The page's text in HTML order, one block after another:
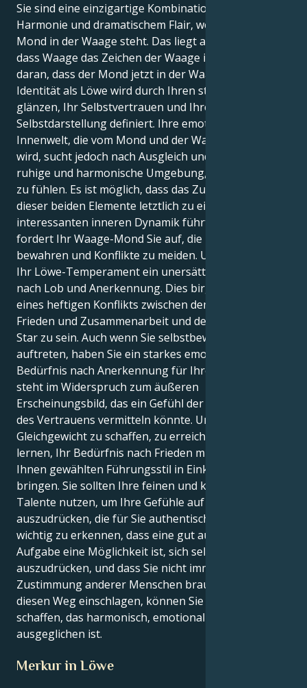
Sie sind eine einzigartige Kombination aus luftiger
Harmonie und dramatischem Flair, wenn der Löwe-
Mond in der Waage steht. Das liegt an der Tatsache,
dass Waage das Zeichen der Waage ist. Das liegt
daran, dass der Mond jetzt in der Waage steht. Ihre
Identität als Löwe wird durch Ihren starken Drang zu
glänzen, Ihr Selbstvertrauen und Ihren Sinn für
Selbstdarstellung definiert. Ihre emotionale
Innenwelt, die vom Mond und der Waage beherrscht
wird, sucht jedoch nach Ausgleich und braucht eine
ruhige und harmonische Umgebung, um sich sicher
zu fühlen. Es ist möglich, dass das Zusammenwirken
dieser beiden Elemente letztlich zu einer
interessanten inneren Dynamik führt. Umgekehrt
fordert Ihr Waage-Mond Sie auf, die Harmonie zu
bewahren und Konflikte zu meiden. Umgekehrt ist
Ihr Löwe-Temperament ein unersättlicher Sucher
nach Lob und Anerkennung. Dies birgt die Gefahr
eines heftigen Konflikts zwischen dem Wunsch nach
Frieden und Zusammenarbeit und dem Wunsch, ein
Star zu sein. Auch wenn Sie selbstbewusst und sicher
auftreten, haben Sie ein starkes emotionales
Bedürfnis nach Anerkennung für Ihre Arbeit. Dies
steht im Widerspruch zum äußeren
Erscheinungsbild, das ein Gefühl der Sicherheit und
des Vertrauens vermitteln könnte. Um Ihr Ziel, ein
Gleichgewicht zu schaffen, zu erreichen, müssen Sie
lernen, Ihr Bedürfnis nach Frieden mit dem von
Ihnen gewählten Führungsstil in Einklang zu
bringen. Sie sollten Ihre feinen und kreativen
Talente nutzen, um Ihre Gefühle auf eine Weise
auszudrücken, die für Sie authentisch ist. Es ist auch
wichtig zu erkennen, dass eine gut ausgeführte
Aufgabe eine Möglichkeit ist, sich selbst
auszudrücken, und dass Sie nicht immer die
Zustimmung anderer Menschen brauchen. Wenn Sie
diesen Weg einschlagen, können Sie sich ein Leben
schaffen, das harmonisch, emotional erfüllend und
ausgeglichen ist.
Merkur in Löwe